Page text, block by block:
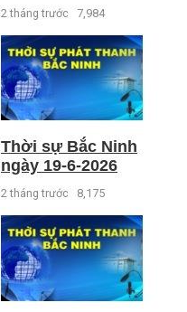
2 tháng trước 7,984
Thời sự Bắc Ninh
ngày 19-6-2026
2 tháng trước 8,175